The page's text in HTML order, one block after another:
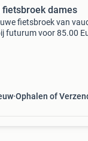
fietsbroek dames
fietsbroek van
futurum voor 85.00
Ophalen of